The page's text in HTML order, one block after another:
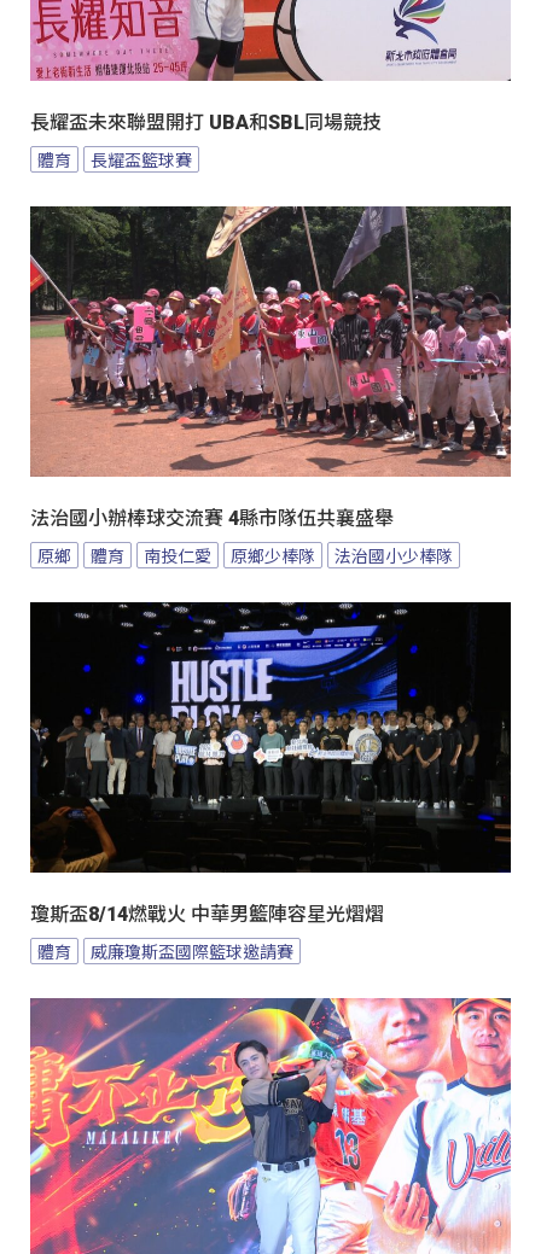
長耀盃未來聯盟開打 UBA和SBL同場競技
體育 長耀盃籃球賽
法治國小辦棒球交流賽 4縣市隊伍共襄盛舉
原鄉 體育 南投仁愛 原鄉少棒隊 法治國小少棒隊
瓊斯盃8/14燃戰火 中華男籃陣容星光熠熠
體育 威廉瓊斯盃國際籃球邀請賽